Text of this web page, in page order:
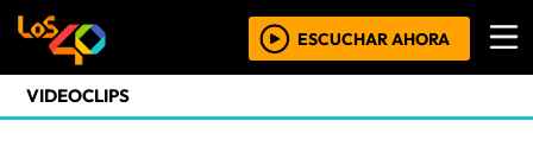
ESCUCHAR AHORA
VIDEOCLIPS